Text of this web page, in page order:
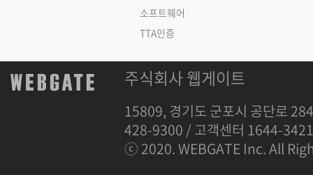
소프트웨어
TTA인증
주식회사 웹게이트
15809, 경기도 군포시 공단로
428-9300 / 고객센터 1644-
ⓒ 2020. WEBGATE Inc. All